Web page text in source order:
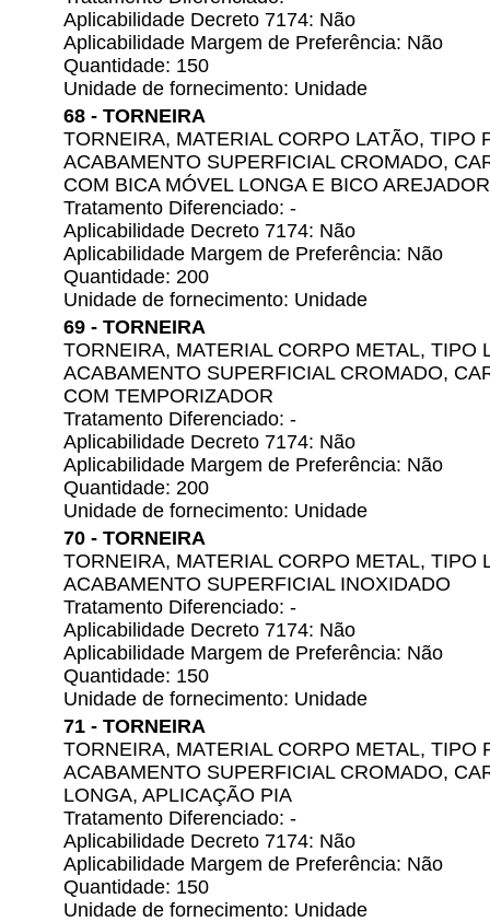
Aplicabilidade Decreto 7174: Não
Aplicabilidade Margem de Preferência: Não
Quantidade: 150
Unidade de fornecimento: Unidade
68 - TORNEIRA
TORNEIRA, MATERIAL CORPO LATÃO, TIPO
ACABAMENTO SUPERFICIAL CROMADO,
COM BICA MÓVEL LONGA E BICO AREJADOR
Tratamento Diferenciado: -
Aplicabilidade Decreto 7174: Não
Aplicabilidade Margem de Preferência: Não
Quantidade: 200
Unidade de fornecimento: Unidade
69 - TORNEIRA
TORNEIRA, MATERIAL CORPO METAL, TIPO
ACABAMENTO SUPERFICIAL CROMADO,
COM TEMPORIZADOR
Tratamento Diferenciado: -
Aplicabilidade Decreto 7174: Não
Aplicabilidade Margem de Preferência: Não
Quantidade: 200
Unidade de fornecimento: Unidade
70 - TORNEIRA
TORNEIRA, MATERIAL CORPO METAL, TIPO
ACABAMENTO SUPERFICIAL INOXIDADO
Tratamento Diferenciado: -
Aplicabilidade Decreto 7174: Não
Aplicabilidade Margem de Preferência: Não
Quantidade: 150
Unidade de fornecimento: Unidade
71 - TORNEIRA
TORNEIRA, MATERIAL CORPO METAL, TIPO
ACABAMENTO SUPERFICIAL CROMADO,
LONGA, APLICAÇÃO PIA
Tratamento Diferenciado: -
Aplicabilidade Decreto 7174: Não
Aplicabilidade Margem de Preferência: Não
Quantidade: 150
Unidade de fornecimento: Unidade